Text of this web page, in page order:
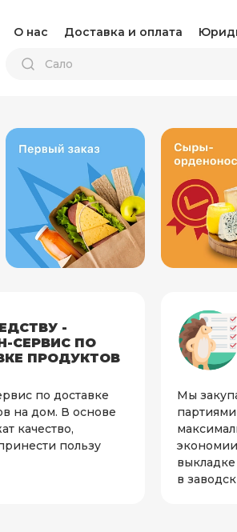
О нас Доставка и оплата
-
СЕРВИС ПО
ПРОДУКТОВ
по доставке
на дом. В основе
качество,
пользу
Мы
в
Какао и
Крупы,
Соль,
Сухари и